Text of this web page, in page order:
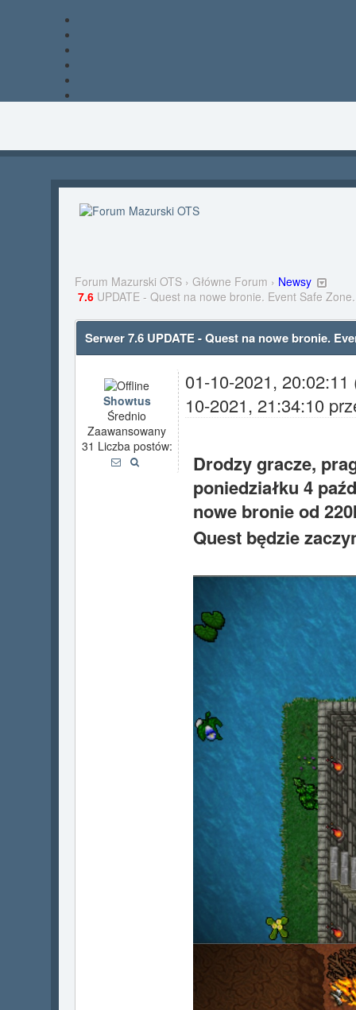
Forum Mazurski OTS› Główne Forum › Newsy
7.6UPDATE - Quest na nowe bronie. Event Safe Zone.
Serwer 7.6 UPDATE - Quest na nowe bronie.
Showtus
Średnio
Zaawansowany
31 Liczba postów:
01-10-2021, 20:02:11
10-2021, 21:34:10
Drodzy gracze,
poniedziałku 4
nowe bronie od
Quest będzie